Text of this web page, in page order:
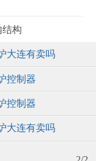
大连有卖吗
控制器
控制器
大连有卖吗